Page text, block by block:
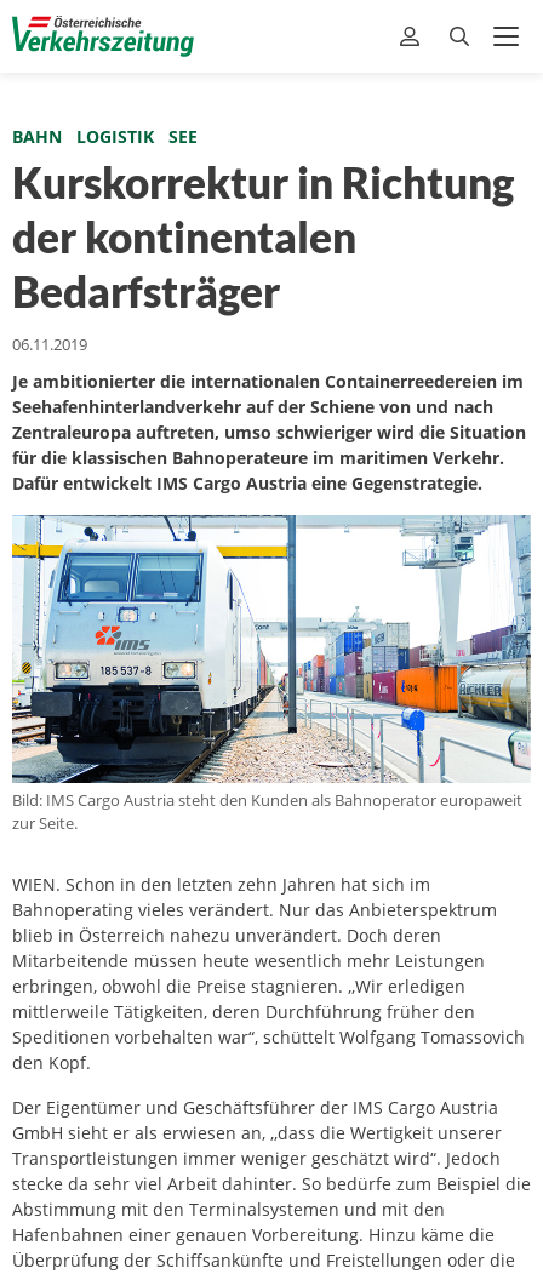
BAHN LOGISTIK SEE
Kurskorrektur in Richtung
der kontinentalen
Bedarfsträger
06.11.2019
Je ambitionierter die internationalen Containerreedereien im
Seehafenhinterlandverkehr auf der Schiene von und nach
Zentraleuropa auftreten, umso schwieriger wird die Situation
für die klassischen Bahnoperateure im maritimen Verkehr.
Dafür entwickelt IMS Cargo Austria eine Gegenstrategie.
Bild: IMS Cargo Austria steht den Kunden als Bahnoperator europaweit
zur Seite.
WIEN. Schon in den letzten zehn Jahren hat sich im
Bahnoperating vieles verändert. Nur das Anbieterspektrum
blieb in Österreich nahezu unverändert. Doch deren
Mitarbeitende müssen heute wesentlich mehr Leistungen
erbringen, obwohl die Preise stagnieren. ,,Wir erledigen
mittlerweile Tätigkeiten, deren Durchführung früher den
Speditionen vorbehalten war“, schüttelt Wolfgang Tomassovich
den Kopf.
Der Eigentümer und Geschäftsführer der IMS Cargo Austria
GmbH sieht er als erwiesen an, ,,dass die Wertigkeit unserer
Transportleistungen immer weniger geschätzt wird“. Jedoch
stecke da sehr viel Arbeit dahinter. So bedürfe zum Beispiel die
Abstimmung mit den Terminalsystemen und mit den
Hafenbahnen einer genauen Vorbereitung. Hinzu käme die
Überprüfung der Schiffsankünfte und Freistellungen oder die